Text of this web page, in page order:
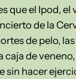
que el Ipod,
de la
de pelo,
caja de
sin hacer